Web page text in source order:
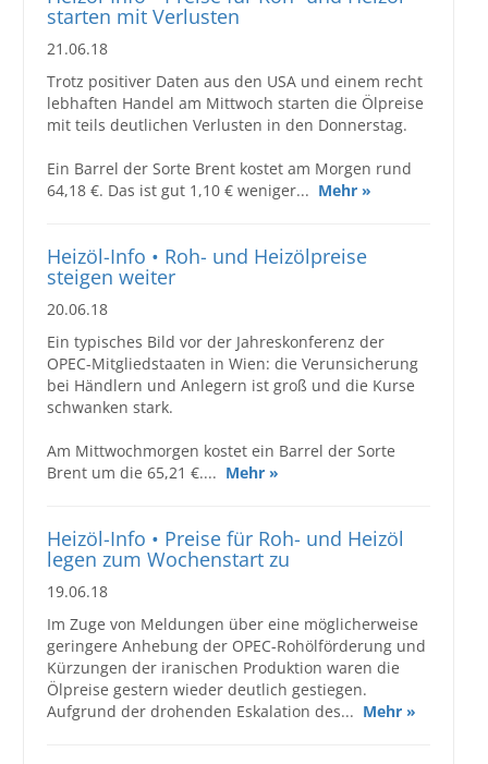
starten mit Verlusten
21.06.18
Trotz positiver Daten aus den USA und einem recht
lebhaften Handel am Mittwoch starten die Ölpreise
mit teils deutlichen Verlusten in den Donnerstag.
Ein Barrel der Sorte Brent kostet am Morgen rund
64,18 €. Das ist gut 1,10 € weniger... Mehr »
Heizöl-Info • Roh- und Heizölpreise
steigen weiter
20.06.18
Ein typisches Bild vor der Jahreskonferenz der
OPEC-Mitgliedstaaten in Wien: die Verunsicherung
bei Händlern und Anlegern ist groß und die Kurse
schwanken stark.
Am Mittwochmorgen kostet ein Barrel der Sorte
Brent um die 65,21 €.... Mehr »
Heizöl-Info • Preise für Roh- und Heizöl
legen zum Wochenstart zu
19.06.18
Im Zuge von Meldungen über eine möglicherweise
geringere Anhebung der OPEC-Rohölförderung und
Kürzungen der iranischen Produktion waren die
Ölpreise gestern wieder deutlich gestiegen.
Aufgrund der drohenden Eskalation des... Mehr »